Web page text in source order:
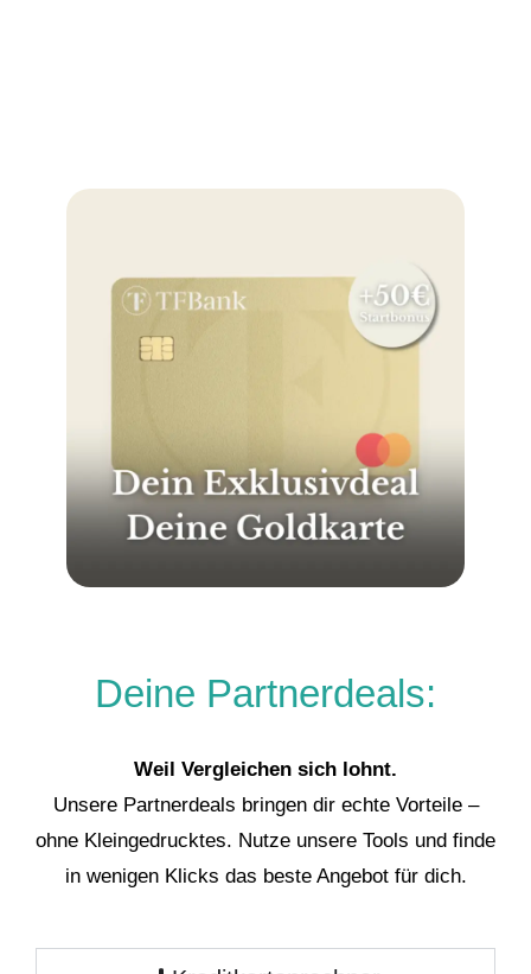
Deine Partnerdeals:
Weil Vergleichen sich lohnt.
Unsere Partnerdeals bringen dir echte Vorteile –
ohne Kleingedrucktes. Nutze unsere Tools und finde
in wenigen Klicks das beste Angebot für dich.